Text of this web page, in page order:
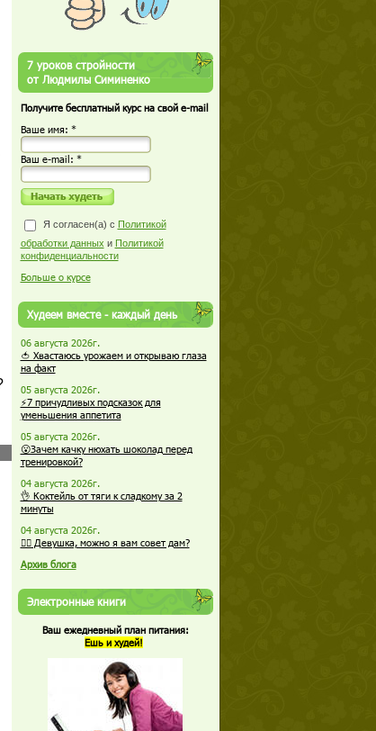
7 уроков стройности
от Людмилы Симиненко
Получите бесплатный курс на свой e-mail
Ваше имя: *
Ваш е-mail: *
Я согласен(а) с Политикой
обработки данных и Политикой
конфиденциальности
Больше о курсе
Худеем вместе - каждый день
06 августа 2026г.
🍅 Хвастаюсь урожаем и открываю глаза
на факт
05 августа 2026г.
⚡7 причудливых подсказок для
уменьшения аппетита
05 августа 2026г.
😮Зачем качку нюхать шоколад перед
тренировкой?
04 августа 2026г.
👌 Коктейль от тяги к сладкому за 2
минуты
04 августа 2026г.
🏋️‍♀️ Девушка, можно я вам совет дам?
Архив блога
Электронные книги
Ваш ежедневный план питания:
Ешь и худей!